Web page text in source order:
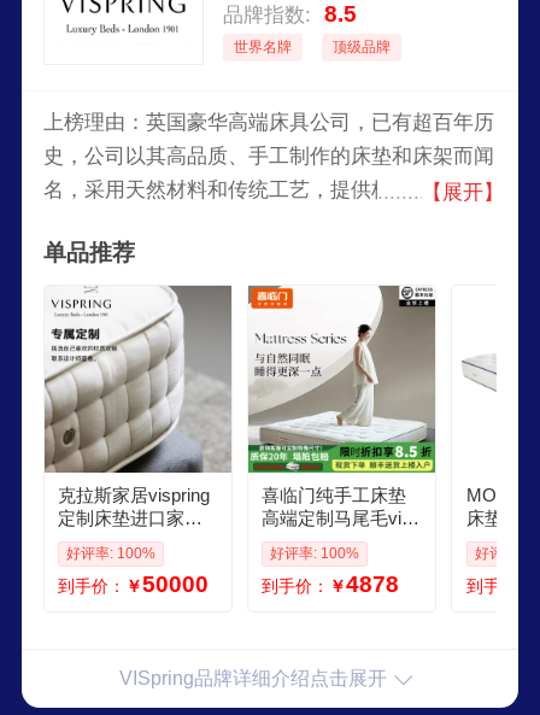
品牌指数: 8.5
世界名牌 顶级品牌
上榜理由：英国豪华高端床具公司，已有超百年历
史，公司以其高品质、手工制作的床垫和床架而闻
名，采用天然材料和传统工艺，提供极致的舒适和
多用于豪华酒店和私人住宅。
【展开】
单品推荐
克拉斯家居vispring
定制床垫进口家具
咨询客服
好评率: 100%
到手价： ￥50000
喜临门纯手工床垫
高端定制马尾毛visp
ring护脊麻布弹簧双
层软垫 vispring高配
系列底垫 27cm 15x
好评率: 100%
到手价： ￥4878
MOSUE
床垫
然无胶
音奢华
Elite主
好评率:
到手价：
VISpring品牌详细介绍点击展开